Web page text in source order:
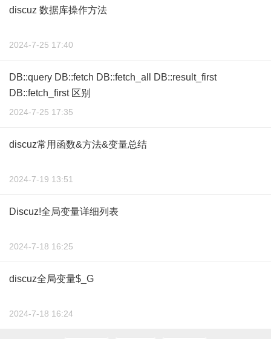
discuz 数据库操作方法
2024-7-25 17:40
DB::query DB::fetch DB::fetch_all DB::result_first
DB::fetch_first 区别
2024-7-25 17:35
discuz常用函数&方法&变量总结
2024-7-19 13:51
Discuz!全局变量详细列表
2024-7-18 16:25
discuz全局变量$_G
2024-7-18 16:24